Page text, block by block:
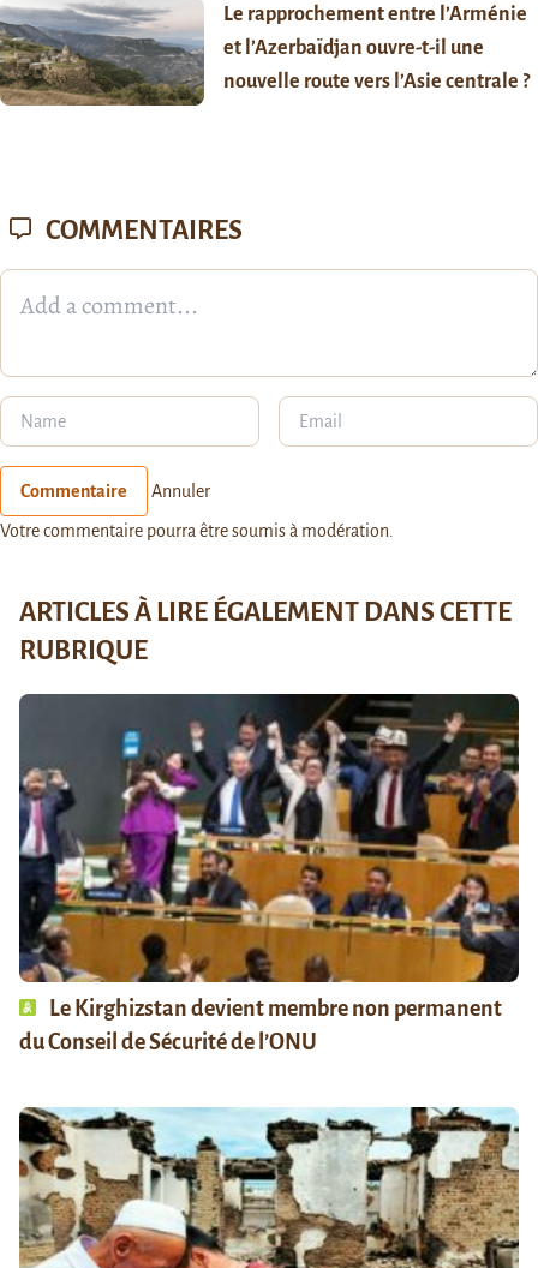
Le rapprochement entre l’Arménie
et l’Azerbaïdjan ouvre-t-il une
nouvelle route vers l’Asie centrale ?
COMMENTAIRES
Commentaire Annuler
Votre commentaire pourra être soumis à modération.
ARTICLES À LIRE ÉGALEMENT DANS CETTE
RUBRIQUE
Le Kirghizstan devient membre non permanent
du Conseil de Sécurité de l’ONU